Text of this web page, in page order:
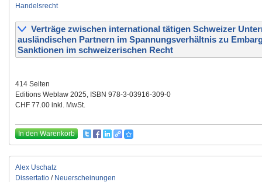
Handelsrecht
Verträge zwischen international tätigen Schweizer
ausländischen Partnern im Spannungsverhältnis zu
Sanktionen im schweizerischen Recht
414 Seiten
Editions Weblaw 2025, ISBN 978-3-03916-309-0
CHF 77.00 inkl. MwSt.
In den Warenkorb
Alex Uschatz
Dissertatio / Neuerscheinungen